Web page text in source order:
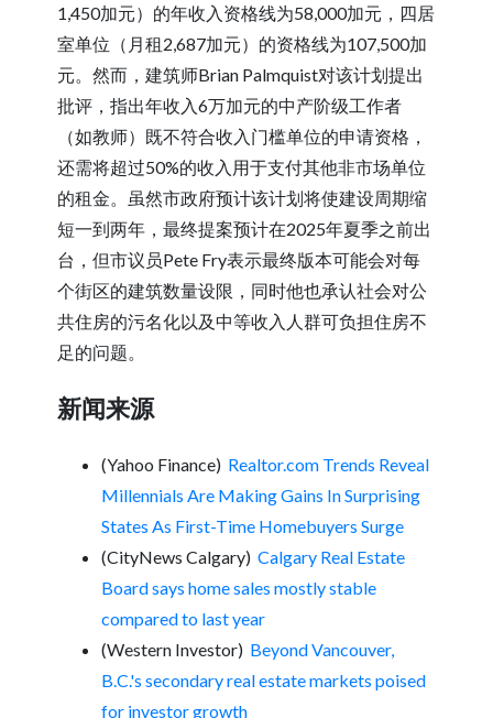
1,450加元）的年收入资格线为58,000加元，四居
室单位（月租2,687加元）的资格线为107,500加
元。然而，建筑师Brian Palmquist对该计划提出
批评，指出年收入6万加元的中产阶级工作者
（如教师）既不符合收入门槛单位的申请资格，
还需将超过50%的收入用于支付其他非市场单位
的租金。虽然市政府预计该计划将使建设周期缩
短一到两年，最终提案预计在2025年夏季之前出
台，但市议员Pete Fry表示最终版本可能会对每
个街区的建筑数量设限，同时他也承认社会对公
共住房的污名化以及中等收入人群可负担住房不
足的问题。
新闻来源
(Yahoo Finance) Realtor.com Trends Reveal
Millennials Are Making Gains In Surprising
States As First-Time Homebuyers Surge
(CityNews Calgary)Calgary Real Estate
Board says home sales mostly stable
compared to last year
(Western Investor) Beyond Vancouver,
B.C.'s secondary real estate markets poised
for investor growth